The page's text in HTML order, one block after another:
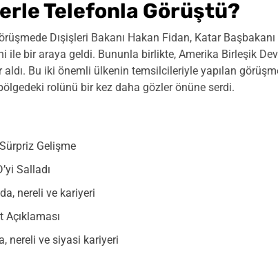
Telefonla Görüştü?
Dışişleri Bakanı Hakan Fidan, Katar Başbakanı
ile bir araya geldi. Bununla birlikte, Amerika Birleşik
Bu iki önemli ülkenin temsilcileriyle yapılan
rolünü bir kez daha gözler önüne serdi.
Gelişme
Salladı
nereli ve kariyeri
Açıklaması
nereli ve siyasi kariyeri